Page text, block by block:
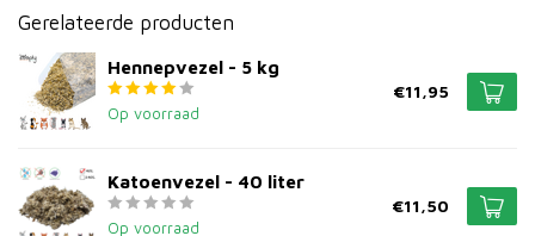
Gerelateerde producten
Hennepvezel - 5 kg
Op voorraad
€11,95
Katoenvezel - 40 liter
Op voorraad
€11,50